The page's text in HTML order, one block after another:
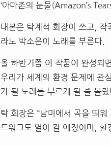
‘아마존의 눈물(Amazon’s
대본은 탁계석 회장이 쓰고, 작
라노 박소은이 노래를 부른다.
올 하반기쯤 이 작품이 완성되
우리가 세계의 환경 문제에 관
가 될 노래를 부르게 될 줄 몰랐
탁 회장은 “남미에서 곡을 띄워
트워크도 열어 갈 예정이며, 환